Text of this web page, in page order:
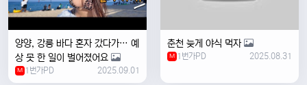
양양, 강릉 바다 혼자 갔다가… 예
상 못 한 일이 벌어졌어요
M 1번가PD 2025.09.01
춘천 늦게 야식 먹자
M 1번가PD 2025.08.31